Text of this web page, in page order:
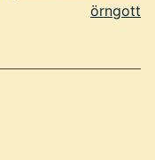
örngott